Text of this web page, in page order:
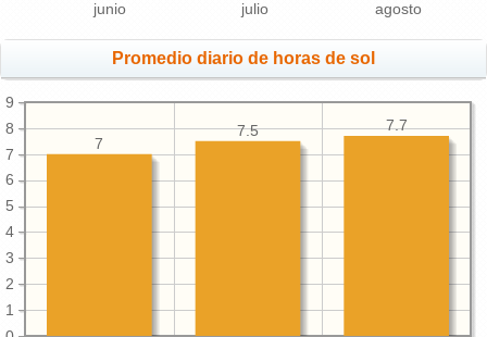
junio julio agosto
Promedio diario de horas de sol
1
2
3
4
5
6
7
8
9
7.7
7.5
7